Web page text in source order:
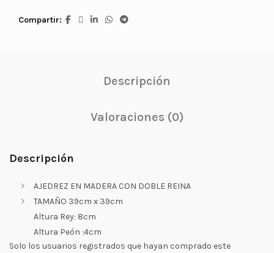
Compartir
Descripción
Valoraciones (0)
Descripción
AJEDREZ EN MADERA CON DOBLE REINA
TAMAÑO 39cm x 39cm
Altura Rey: 8cm
Altura Peón :4cm
Solo los usuarios registrados que hayan comprado este